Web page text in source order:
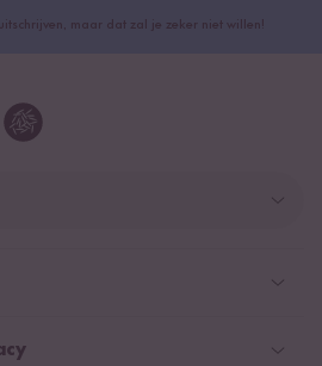
maar dat zal je zeker niet willen!